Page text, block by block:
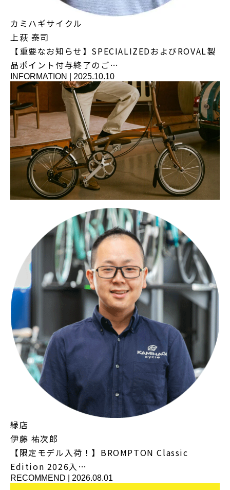
カミハギサイクル
上萩 泰司
【重要なお知らせ】SPECIALIZEDおよびROVAL製
品ポイント付与終了のご…
INFORMATION 2025.10.10
緑店
伊藤 祐次郎
【限定モデル入荷！】BROMPTON Classic
Edition 2026入…
RECOMMEND 2026.08.01